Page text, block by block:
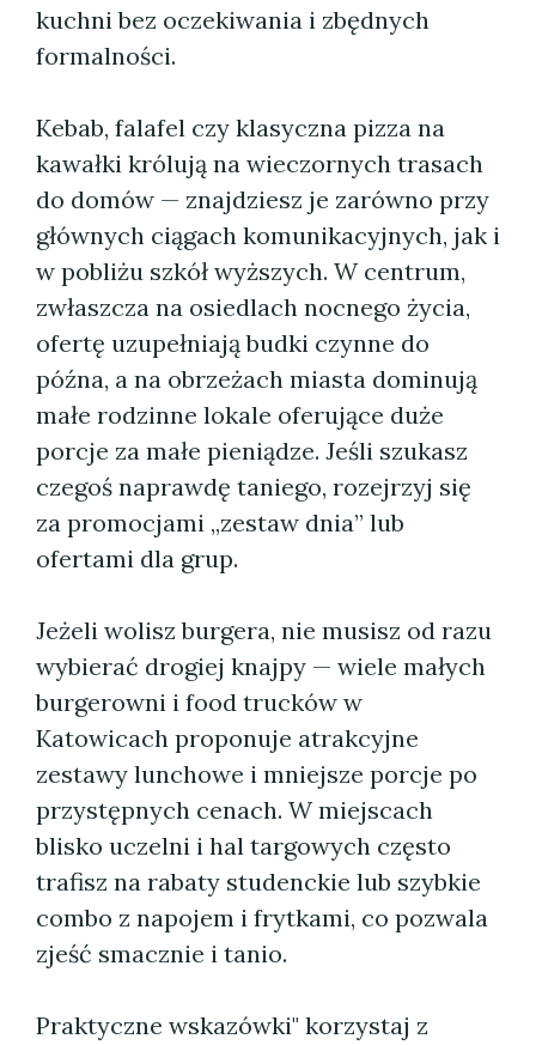
kuchni bez oczekiwania i zbędnych
formalności.
Kebab, falafel czy klasyczna pizza na
kawałki królują na wieczornych trasach
do domów — znajdziesz je zarówno przy
głównych ciągach komunikacyjnych, jak i
w pobliżu szkół wyższych. W centrum,
zwłaszcza na osiedlach nocnego życia,
ofertę uzupełniają budki czynne do
późna, a na obrzeżach miasta dominują
małe rodzinne lokale oferujące duże
porcje za małe pieniądze. Jeśli szukasz
czegoś naprawdę taniego, rozejrzyj się
za promocjami „zestaw dnia” lub
ofertami dla grup.
Jeżeli wolisz burgera, nie musisz od razu
wybierać drogiej knajpy — wiele małych
burgerowni i food trucków w
Katowicach proponuje atrakcyjne
zestawy lunchowe i mniejsze porcje po
przystępnych cenach. W miejscach
blisko uczelni i hal targowych często
trafisz na rabaty studenckie lub szybkie
combo z napojem i frytkami, co pozwala
zjeść smacznie i tanio.
Praktyczne wskazówki" korzystaj z